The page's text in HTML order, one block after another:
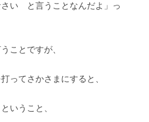
い と言うことなんだよ」っ
ことですが、
ってさかさまにすると、
いうこと、